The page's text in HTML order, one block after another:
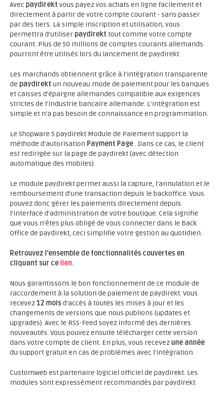
Avec paydirekt vous payez vos achats en ligne facilement et
directement à partir de votre compte courant - sans passer
par des tiers. La simple inscription et utilisation, vous
permettra d'utiliser paydirekt tout comme votre compte
courant. Plus de 50 millions de comptes courants allemands
pourront être utilisés lors du lancement de paydirekt.
Les marchands obtiennent grâce à l'intégration transparente
de paydirekt un nouveau mode de paiement pour les banques
et caisses d'épargne allemandes compatible aux exigences
strictes de l'industrie bancaire allemande. L'intégration est
simple et n'a pas besoin de connaissance en programmation.
Le Shopware 5 paydirekt Module de Paiement support la
méthode d'autorisation Payment Page. Dans ce cas, le client
est redirigée sur la page de paydirekt (avec détection
automatique des mobiles).
Le module paydirekt permet aussi la capture, l'annulation et le
remboursement d'une transaction depuis le backoffice. Vous
pouvez donc gérer les paiements directement depuis
l'interface d'administration de votre boutique. Cela signifie
que vous n’êtes plus obligé de vous connecter dans le Back
Office de paydirekt, ceci simplifie votre gestion au quotidien.
Retrouvez l’ensemble de fonctionnalités couvertes en
cliquant sur ce lien.
Nous garantissons le bon fonctionnement de ce module de
raccordement à la solution de paiement de paydirekt. Vous
recevez12 moisd'accès à toutes les mises à jour et les
changements de versions que nous publions (updates et
upgrades). Avec le RSS-Feed soyez informé des dernières
nouveautés. Vous pouvez ensuite télécharger cette version
dans votre compte de client. En plus, vous recevez une année
du support gratuit en cas de problèmes avec l'intégration.
Customweb est partenaire logiciel officiel de paydirekt. Les
modules sont expressément recommandés par paydirekt.